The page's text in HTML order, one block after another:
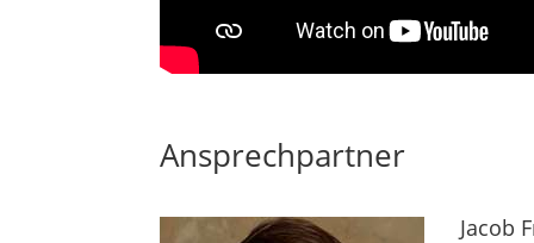
Ansprechpartner
Jacob